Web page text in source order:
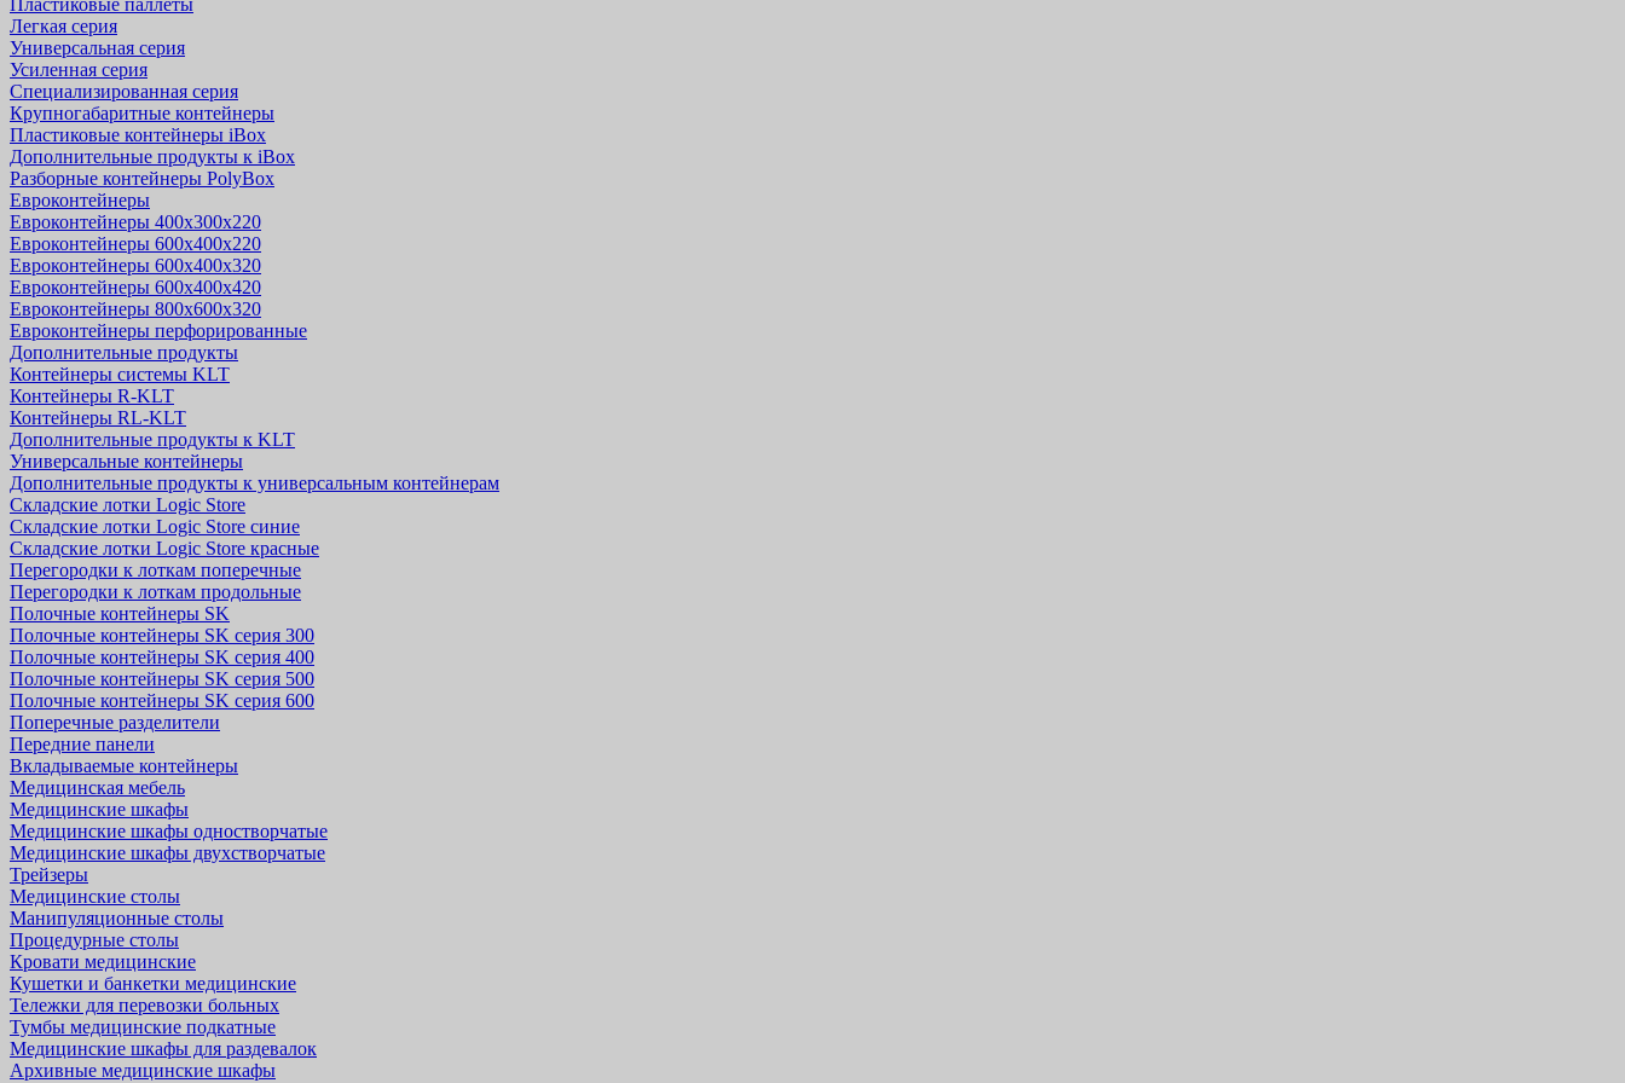
Пластиковые паллеты
Легкая серия
Универсальная серия
Усиленная серия
Специализированная серия
Крупногабаритные контейнеры
Пластиковые контейнеры iBox
Дополнительные продукты к iBox
Разборные контейнеры PolyBox
Евроконтейнеры
Евроконтейнеры 400х300х220
Евроконтейнеры 600х400х220
Евроконтейнеры 600х400х320
Евроконтейнеры 600х400х420
Евроконтейнеры 800х600х320
Евроконтейнеры перфорированные
Дополнительные продукты
Контейнеры системы KLT
Контейнеры R-KLT
Контейнеры RL-KLT
Дополнительные продукты к KLT
Универсальные контейнеры
Дополнительные продукты к универсальным контейнерам
Складские лотки Logic Store
Складские лотки Logic Store синие
Складские лотки Logic Store красные
Перегородки к лоткам поперечные
Перегородки к лоткам продольные
Полочные контейнеры SK
Полочные контейнеры SK серия 300
Полочные контейнеры SK серия 400
Полочные контейнеры SK серия 500
Полочные контейнеры SK серия 600
Поперечные разделители
Передние панели
Вкладываемые контейнеры
Медицинская мебель
Медицинские шкафы
Медицинские шкафы одностворчатые
Медицинские шкафы двухстворчатые
Трейзеры
Медицинские столы
Манипуляционные столы
Процедурные столы
Кровати медицинские
Кушетки и банкетки медицинские
Тележки для перевозки больных
Тумбы медицинские подкатные
Медицинские шкафы для раздевалок
Архивные медицинские шкафы